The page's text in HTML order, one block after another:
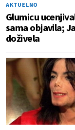
AKTUELNO
Glumicu
sama objavila;
doživela